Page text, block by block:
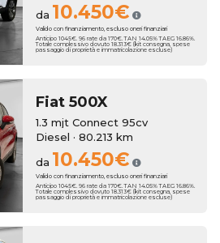
da 10.450€
Valido con finanziamento, escluso oneri finanziari
Anticipo 1045€. 96 rate da 170€. TAN 14.05% TAEG 16.86%.
Totale complessivo dovuto 18.313€ (kit consegna, spese
passaggio di proprietà e immatricolazione escluse)
Fiat 500X
1.3 mjt Connect 95cv
Diesel · 80.213 km
da 10.450€
Valido con finanziamento, escluso oneri finanziari
Anticipo 1045€. 96 rate da 170€. TAN 14.05% TAEG 16.86%.
Totale complessivo dovuto 18.313€ (kit consegna, spese
passaggio di proprietà e immatricolazione escluse)